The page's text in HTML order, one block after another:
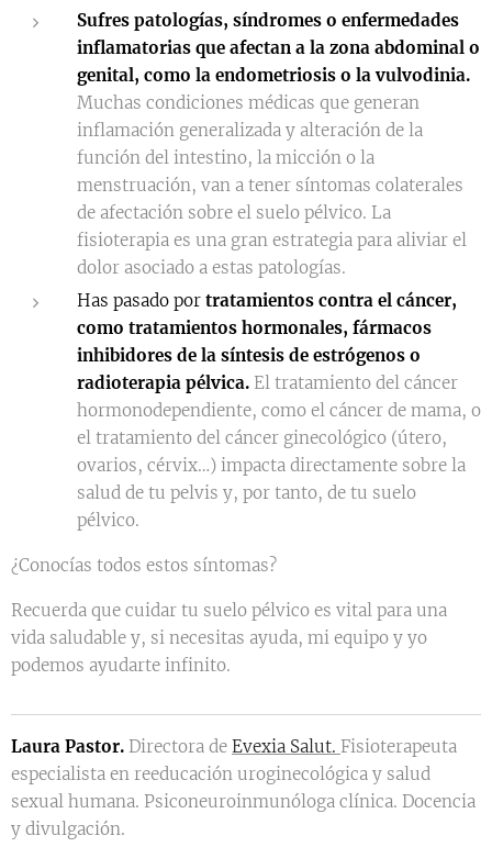
Sufres patologías, síndromes o enfermedades
inflamatorias que afectan a la zona abdominal o
genital, como la endometriosis o la vulvodinia.
Muchas condiciones médicas que generan
inflamación generalizada y alteración de la
función del intestino, la micción o la
menstruación, van a tener síntomas colaterales
de afectación sobre el suelo pélvico. La
fisioterapia es una gran estrategia para aliviar el
dolor asociado a estas patologías.
Has pasado por tratamientos contra el cáncer,
como tratamientos hormonales, fármacos
inhibidores de la síntesis de estrógenos o
radioterapia pélvica. El tratamiento del cáncer
hormonodependiente, como el cáncer de mama, o
el tratamiento del cáncer ginecológico (útero,
ovarios, cérvix…) impacta directamente sobre la
salud de tu pelvis y, por tanto, de tu suelo
pélvico.
¿Conocías todos estos síntomas?
Recuerda que cuidar tu suelo pélvico es vital para una
vida saludable y, si necesitas ayuda, mi equipo y yo
podemos ayudarte infinito.
Laura Pastor. Directora de Evexia Salut. Fisioterapeuta
especialista en reeducación uroginecológica y salud
sexual humana. Psiconeuroinmunóloga clínica. Docencia
y divulgación.